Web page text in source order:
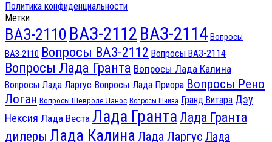
Политика конфиденциальности
Метки
ВАЗ-2110 ВАЗ-2112 ВАЗ-2114 Вопросы
ВАЗ-2110 Вопросы ВАЗ-2112 Вопросы ВАЗ-2114
Вопросы Лада Гранта Вопросы Лада Калина
Вопросы Лада Ларгус Вопросы Лада Приора Вопросы Рено
Логан Вопросы Шевроле Ланос Вопросы Шнива Гранд Витара Дэу
Нексия Лада Веста Лада Гранта Лада Гранта
дилеры Лада Калина Лада Ларгус Лада